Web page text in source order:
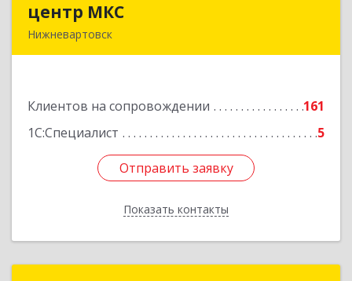
центр МКС
Нижневартовск
Клиентов на сопровождении
161
1С:Специалист
5
Отправить заявку
Показать контакты
Подробнее
Отправить заявку
Назад